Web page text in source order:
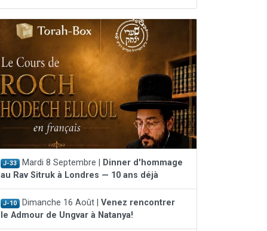
J-33 Mardi 8 Septembre |
Dinner d'hommage
au Rav Sitruk à Londres — 10 ans déjà
J-10 Dimanche 16 Août | Venez rencontrer
le Admour de Ungvar à Natanya!